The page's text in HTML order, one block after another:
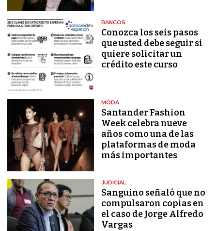
BANCOS
Conozca los seis pasos
que usted debe seguir si
quiere solicitar un
crédito este curso
MODA
Santander Fashion
Week celebra nueve
años como una de las
plataformas de moda
más importantes
JUDICIAL
Sanguino señaló que no
compulsaron copias en
el caso de Jorge Alfredo
Vargas